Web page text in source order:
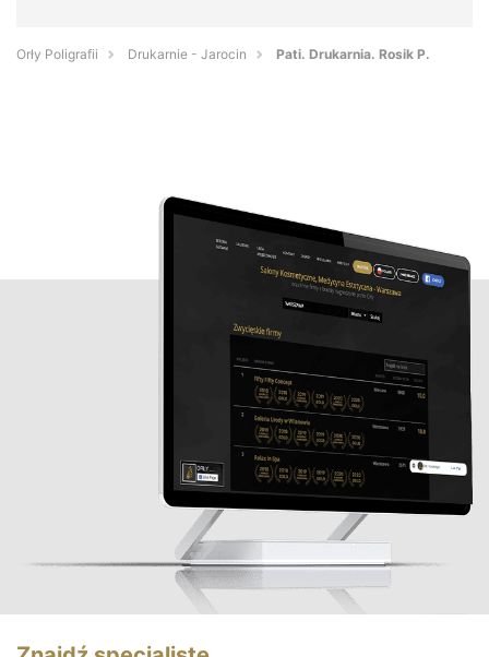
Orły Poligrafii Drukarnie - Jarocin Pati. Drukarnia. Rosik P.